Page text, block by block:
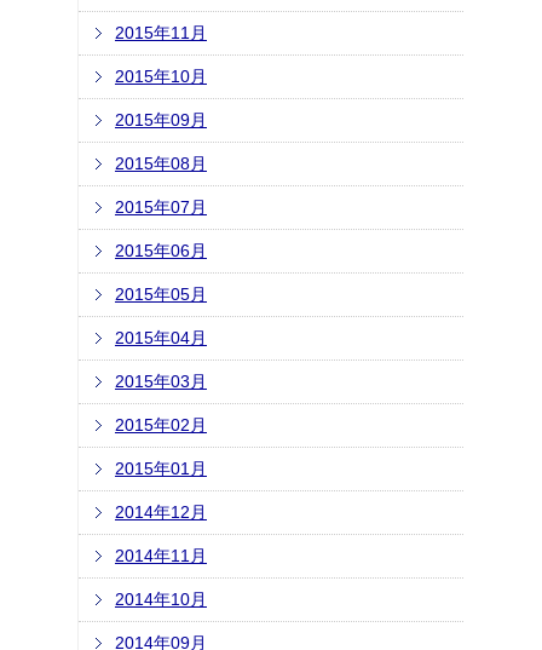
2015年11月
2015年10月
2015年09月
2015年08月
2015年07月
2015年06月
2015年05月
2015年04月
2015年03月
2015年02月
2015年01月
2014年12月
2014年11月
2014年10月
2014年09月